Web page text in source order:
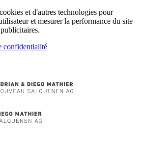
et d'autres technologies pour
et mesurer la performance du site
confidentialité